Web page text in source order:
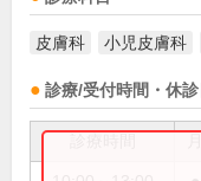
皮膚科 小児皮膚科
診療/受付時間・休診